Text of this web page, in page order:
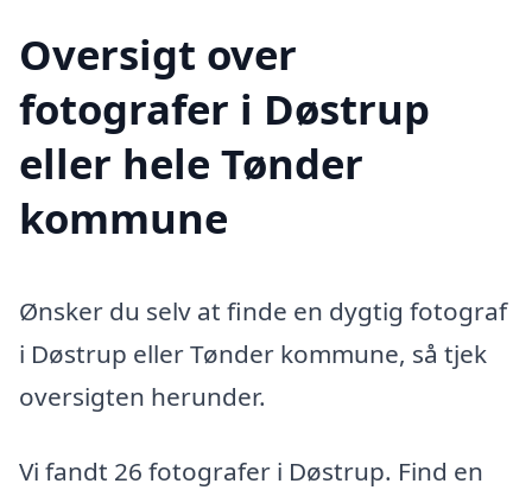
Oversigt over
fotografer i Døstrup
eller hele Tønder
kommune
Ønsker du selv at finde en dygtig fotograf
i Døstrup eller Tønder kommune, så tjek
oversigten herunder.
Vi fandt 26 fotografer i Døstrup. Find en